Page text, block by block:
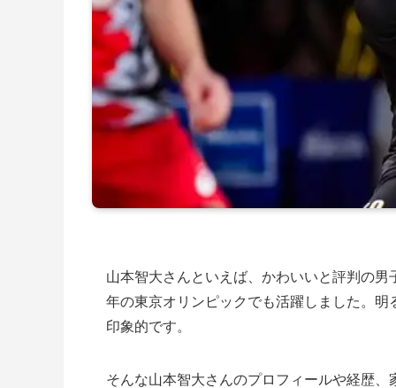
山本智大さんといえば、かわいいと評判の
年の東京オリンピックでも活躍しました。
印象的です。
そんな山本智大さんのプロフィールや経歴